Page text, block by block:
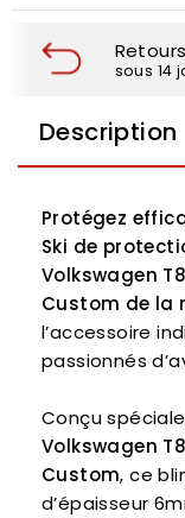
sous 14
Description
Protégez
Ski de
Volkswagen
Custom de la
l’accessoire
passionnés
Conçu
Volkswagen
Custom, ce
d’épaisseur